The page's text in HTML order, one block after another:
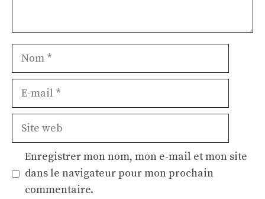
Nom
Site
Enregistrer mon nom, mon e-mail et mon site
dans le navigateur pour mon prochain
commentaire.